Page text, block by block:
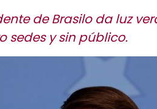
de Brasilo da luz
sedes y sin público.